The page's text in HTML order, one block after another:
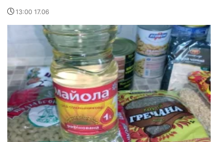
13:00 17.06